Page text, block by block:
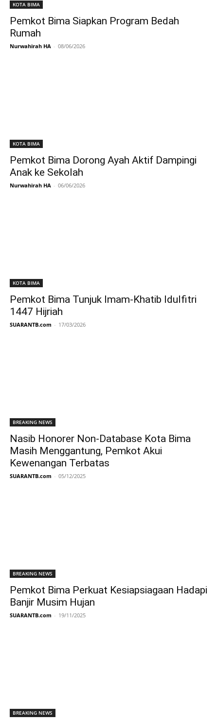
KOTA BIMA
Pemkot Bima Siapkan Program Bedah
Rumah
Nurwahirah HA - 08/06/2026
KOTA BIMA
Pemkot Bima Dorong Ayah Aktif Dampingi
Anak ke Sekolah
Nurwahirah HA - 06/06/2026
KOTA BIMA
Pemkot Bima Tunjuk Imam-Khatib Idulfitri
1447 Hijriah
SUARANTB.com - 17/03/2026
BREAKING NEWS
Nasib Honorer Non-Database Kota Bima
Masih Menggantung, Pemkot Akui
Kewenangan Terbatas
SUARANTB.com - 05/12/2025
BREAKING NEWS
Pemkot Bima Perkuat Kesiapsiagaan Hadapi
Banjir Musim Hujan
SUARANTB.com - 19/11/2025
BREAKING NEWS